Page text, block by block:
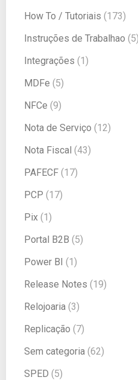
How To / Tutoriais (173)
Instruções de Trabalhao (5)
Integrações (1)
MDFe (5)
NFCe (9)
Nota de Serviço (12)
Nota Fiscal (43)
PAFECF (17)
PCP (17)
Pix (1)
Portal B2B (5)
Power BI (1)
Release Notes (19)
Relojoaria (3)
Replicação (7)
Sem categoria (62)
SPED (5)